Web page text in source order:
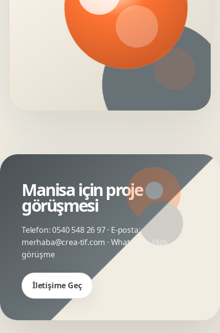
Manisa için proje
görüşmesi
Telefon:0540 548 26 97· E-posta:
merhaba@crea-tif.com · WhatsApp:Hızlı
görüşme
İletişime Geç